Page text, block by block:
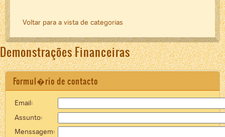
Voltar para a vista de categorias
Demonstrações Financeiras
Formul�rio de contacto
Email:
Assunto:
Menssagem: